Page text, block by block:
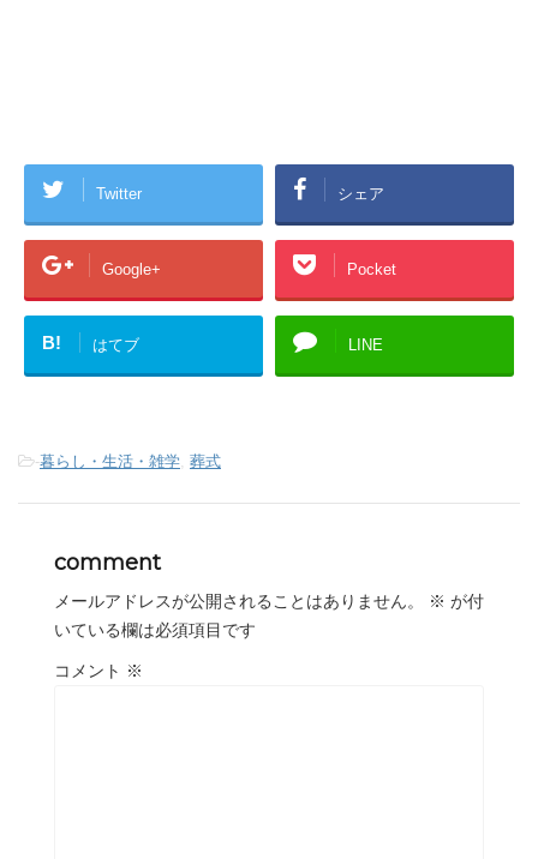
Twitter シェア
Google+ Pocket
B! はてブ LINE
-暮らし・生活・雑学, 葬式
comment
メールアドレスが公開されることはありません。 ※ が付
いている欄は必須項目です
コメント ※